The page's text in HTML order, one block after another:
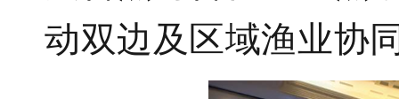
动双边及区域渔业协